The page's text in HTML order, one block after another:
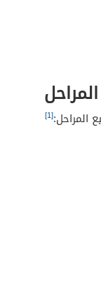
المراحل:[1]